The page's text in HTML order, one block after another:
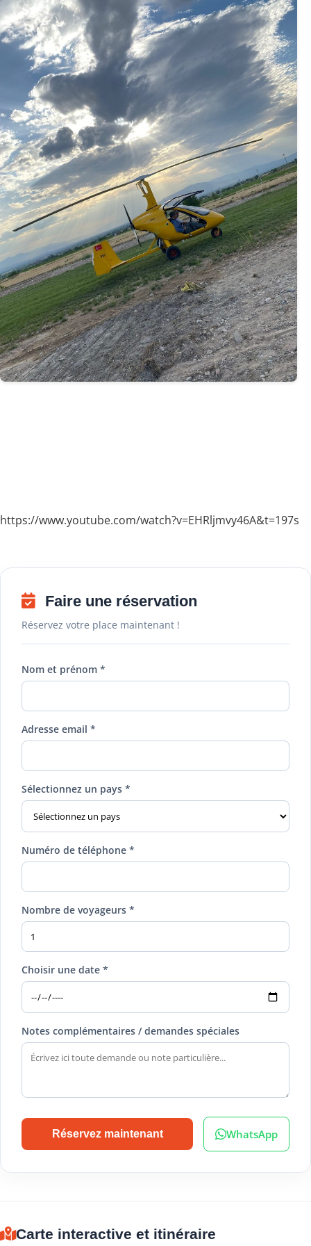
https://www.youtube.com/watch?v=EHRljmvy46A&t=197s
Faire une réservation
Réservez votre place maintenant !
Nom et prénom *
Adresse email *
Sélectionnez un pays *
Numéro de téléphone *
Nombre de voyageurs *
Choisir une date *
Notes complémentaires / demandes spéciales
Réservez maintenant WhatsApp
Carte interactive et itinéraire